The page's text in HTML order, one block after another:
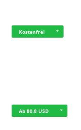
Kostenfrei
Ab 80,8 USD